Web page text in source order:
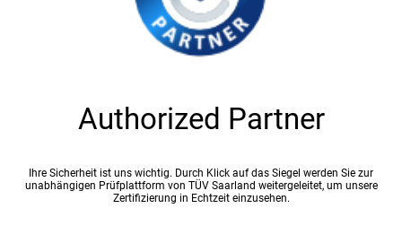
Authorized Partner
Ihre Sicherheit ist uns wichtig. Durch Klick auf das Siegel werden Sie zur
unabhängigen Prüfplattform von TÜV Saarland weitergeleitet, um unsere
Zertifizierung in Echtzeit einzusehen.